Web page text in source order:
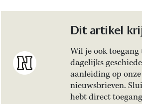
Dit artikel
Wil je ook toegang
dagelijks
aanleiding op
nieuwsbrieven.
hebt direct